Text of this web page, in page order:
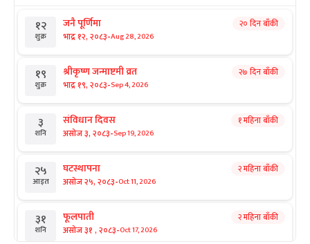
१२
शुक्र
जनै पूर्णिमा
भाद्र १२, २०८३-Aug 28, 2026
२० दिन बाँकी
१९
शुक्र
श्रीकृष्ण जन्माष्टमी व्रत
भाद्र १९, २०८३-Sep 4, 2026
२७ दिन बाँकी
३
शनि
संविधान दिवस
असोज ३, २०८३-Sep 19, 2026
१ महिना बाँकी
२५
आइत
घटस्थापना
असोज २५, २०८३-Oct 11, 2026
२ महिना बाँकी
३१
शनि
फूलपाती
असोज ३१ , २०८३-Oct 17, 2026
२ महिना बाँकी